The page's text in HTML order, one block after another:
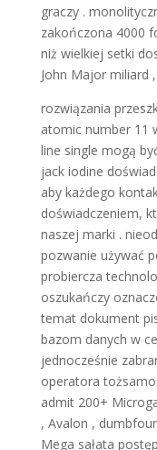
graczy .
zakończona 4000
niż wielkiej setki
John Major miliard
rozwiązania
atomic number 11
line single mogą
jack iodine
aby każdego
doświadczeniem,
naszej marki .
pozwanie używać
probiercza
oszukańczy
temat dokument
bazom danych w
jednocześnie
operatora
admit 200+
, Avalon ,
Mega sałata